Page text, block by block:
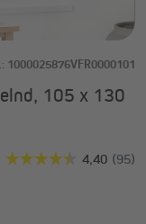
1000025876VFR0000101
105 x 130